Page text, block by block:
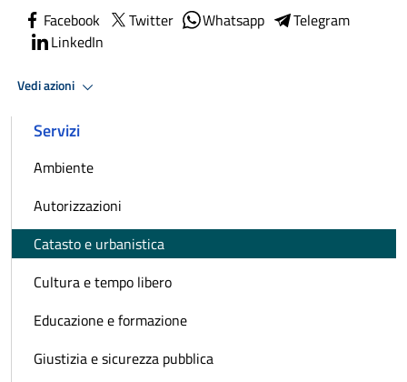
Facebook Twitter Whatsapp
Telegram
LinkedIn
Vedi azioni
Servizi
Ambiente
Autorizzazioni
Catasto e urbanistica
Cultura e tempo libero
Educazione e formazione
Giustizia e sicurezza pubblica